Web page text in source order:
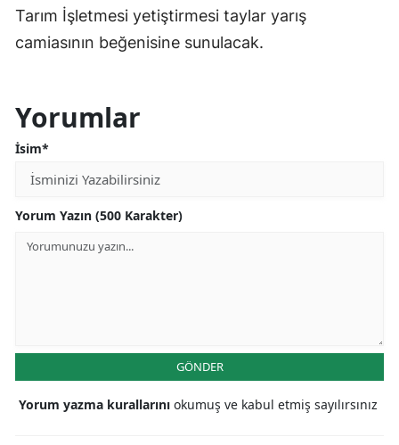
Tarım İşletmesi yetiştirmesi taylar yarış
camiasının beğenisine sunulacak.
Yorumlar
İsim*
Yorum Yazın (500 Karakter)
GÖNDER
Yorum yazma kurallarını okumuş ve kabul etmiş sayılırsınız